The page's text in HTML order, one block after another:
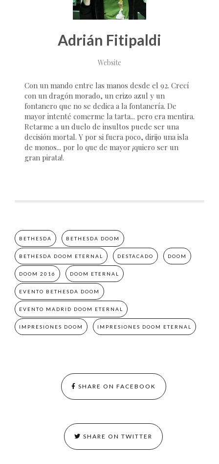
Adrián Fitipaldi
Website
Con un mando entre las manos desde el 92. Crecí
con un dragón morado, un erizo azul y un
fontanero que no se dedica a la fontanería. De
mayor intenté comerme la tarta... pero era mentira.
Retarme a un duelo de insultos puede ser una
decisión mortal. Y por si fuera poco, dirijo una isla
de monos... por lo que de mayor ¡quiero ser un
gran pirata!.
BETHESDA BETHESDA DOOM
BETHESDA DOOM ETERNAL DESTACADO DOOM
DOOM 2016 DOOM ETERNAL
EVENTO BETHESDA DOOM
EVENTO MADRID DOOM ETERNAL
IMPRESIONES DOOM IMPRESIONES DOOM ETERNAL
SHARE ON FACEBOOK
SHARE ON TWITTER